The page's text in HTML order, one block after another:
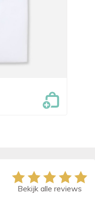
Bekijk alle reviews